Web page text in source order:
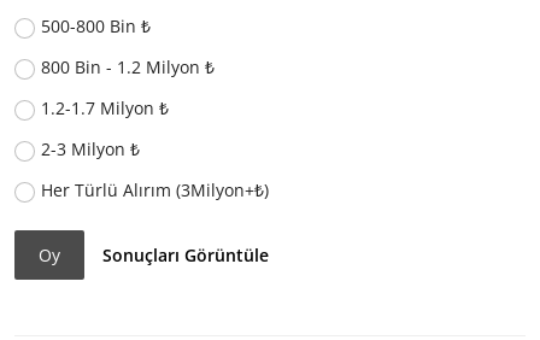
500-800 Bin ₺
800 Bin - 1.2 Milyon ₺
1.2-1.7 Milyon ₺
2-3 Milyon ₺
Her Türlü Alırım (3Milyon+₺)
Oy Sonuçları Görüntüle